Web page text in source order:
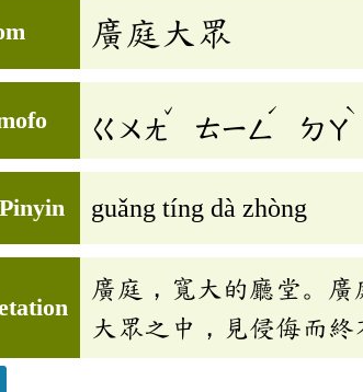
廣庭大眾
ㄍㄨㄤ
ˇ
ㄊㄧㄥ
ˊ
ㄉㄚ
ˋ
guǎng tíng dà zhòng
廣庭，寬大的廳堂。
大眾之中，見侵侮而